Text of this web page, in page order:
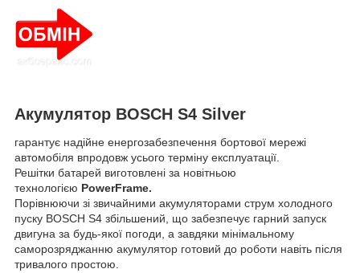
Акумулятор BOSCH S4 Silver
гарантує надійне енергозабезпечення бортової мережі
автомобіля впродовж усього терміну експлуатації.
Решітки батарей виготовлені за новітньою
технологією PowerFrame.
Порівнюючи зі звичайними акумуляторами струм холодного
пуску BOSCH S4 збільшений, що забезпечує гарний запуск
двигуна за будь-якої погоди, а завдяки мінімальному
саморозряджанню акумулятор готовий до роботи навіть після
тривалого простою.